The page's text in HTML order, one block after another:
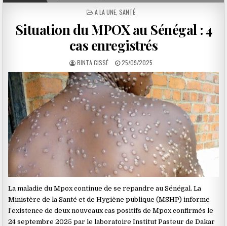
POSTED
A LA UNE SANTÉ
Situation du MPOX au Sénégal : 4
cas enregistrés
BINTA CISSÉ 25/09/2025
La maladie du Mpox continue de se repandre au Sénégal. La
Ministère de la Santé et de Hygiène publique (MSHP) informe
l’existence de deux nouveaux cas positifs de Mpox confirmés le
24 septembre 2025 par le laboratoire Institut Pasteur de Dakar